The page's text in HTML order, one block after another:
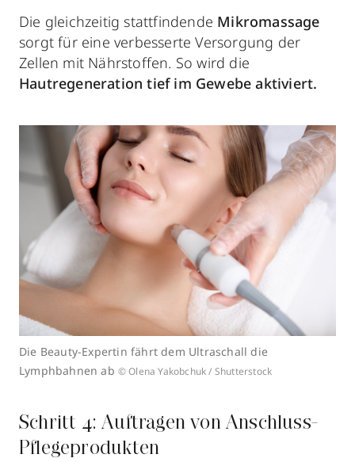
Die gleichzeitig stattfindende Mikromassage
sorgt für eine verbesserte Versorgung der
Zellen mit Nährstoffen. So wird die
Hautregeneration tief im Gewebe aktiviert.
Die Beauty-Expertin fährt dem Ultraschall die
Lymphbahnen ab © Olena Yakobchuk / Shutterstock
Schritt 4: Auftragen von Anschluss-
Pflegeprodukten